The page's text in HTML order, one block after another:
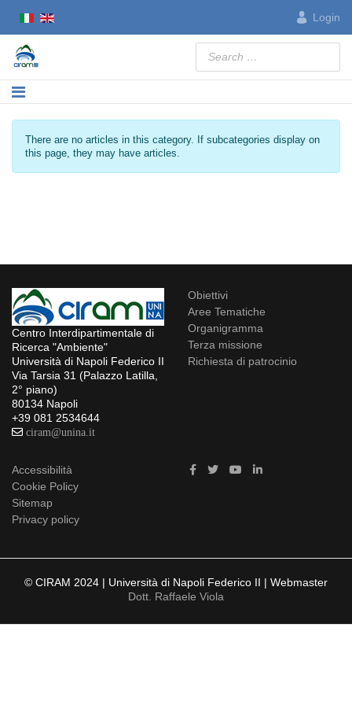
Login
Info
There are no articles in this category. If subcategories display on
this page, they may have articles.
Centro Interdipartimentale di
Ricerca "Ambiente"
Università di Napoli Federico II
Via Tarsia 31 (Palazzo Latilla,
2° piano)
80134 Napoli
+39 081 2534644
ciram@unina.it
Obiettivi
Aree Tematiche
Organigramma
Terza missione
Richiesta di patrocinio
Accessibilità
Cookie Policy
Sitemap
Privacy policy
© CIRAM 2024 | Università di Napoli Federico II | Webmaster
Dott. Raffaele Viola